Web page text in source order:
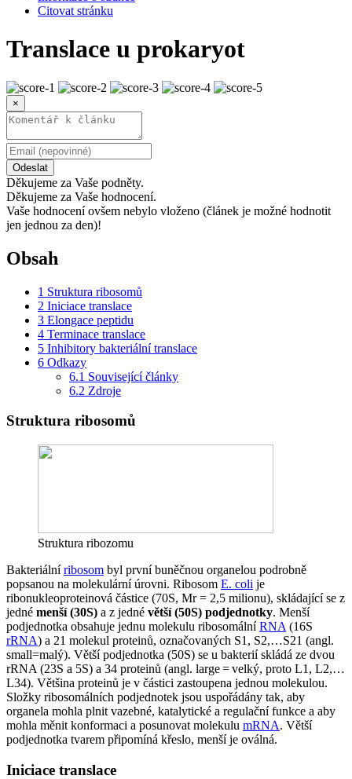
Citovat stránku
Translace u prokaryot
×
Odeslat
Děkujeme za Vaše podněty.
Děkujeme za Vaše hodnocení.
Vaše hodnocení ovšem nebylo vloženo (článek je možné hodnotit
jen jednou za den)!
Obsah
1 Struktura ribosomů
2 Iniciace translace
3 Elongace peptidu
4 Terminace translace
5 Inhibitory bakteriální translace
6 Odkazy
6.1 Související články
6.2 Zdroje
Struktura ribosomů
Struktura ribozomu
Bakteriálníribosom byl první buněčnou organelou podrobně
popsanou na molekulární úrovni. Ribosom E. coli je
ribonukleoproteinová částice (70S, Mr = 2,5 milionu), skládající se z
jedné menší (30S) a z jedné větší (50S) podjednotky. Menší
podjednotka obsahuje jednu molekulu ribosomálníRNA (16S
rRNA) a 21 molekul proteinů, označovaných S1, S2,…S21 (angl.
small=malý). Větší podjednotka (50S) se u bakterií skládá ze dvou
rRNA (23S a 5S) a 34 proteinů (angl. large = velký, proto L1, L2,…
L34). Většina proteinů je v částici zastoupena jednou molekulou.
Složky ribosomálních podjednotek jsou uspořádány tak, aby
organela mohla plnit vazebné, katalytické a regulační funkce a aby
mohla měnit konformaci a posunovat molekulu mRNA. Větší
podjednotka tvarem připomíná křeslo, menší je oválná.
Iniciace translace